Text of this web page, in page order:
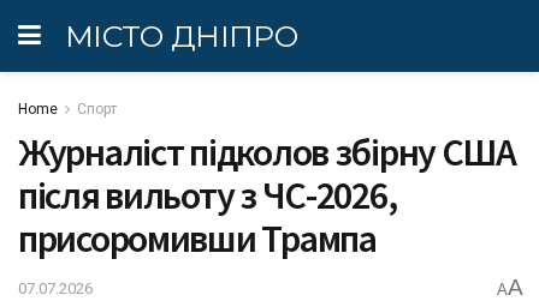
МІСТО ДНІПРО
Home Спорт
Журналіст підколов збірну США
після вильоту з ЧС-2026,
присоромивши Трампа
07.07.2026 AA